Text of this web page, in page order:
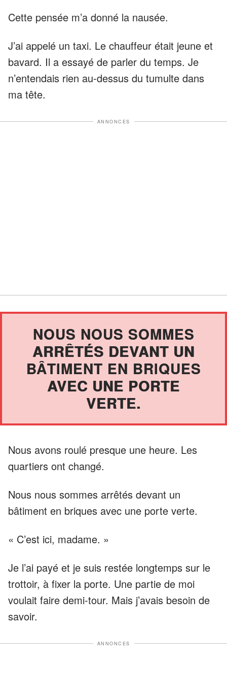
Cette pensée m’a donné la nausée.
J’ai appelé un taxi. Le chauffeur était jeune et
bavard. Il a essayé de parler du temps. Je
n’entendais rien au-dessus du tumulte dans
ma tête.
ANNONCES
NOUS NOUS SOMMES
ARRÊTÉS DEVANT UN
BÂTIMENT EN BRIQUES
AVEC UNE PORTE
VERTE.
Nous avons roulé presque une heure. Les
quartiers ont changé.
Nous nous sommes arrêtés devant un
bâtiment en briques avec une porte verte.
« C’est ici, madame. »
Je l’ai payé et je suis restée longtemps sur le
trottoir, à fixer la porte. Une partie de moi
voulait faire demi-tour. Mais j’avais besoin de
savoir.
ANNONCES